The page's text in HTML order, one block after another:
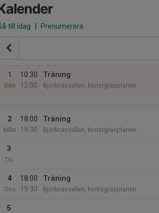
till idag | Prenumerera
1
Sön
10:30
12:00
Träning
Björknäsvallen, konstgräsplanen
2
Mån
18:00
19:30
Träning
Björknäsvallen, konstgräsplanen
3
Tis
4
Ons
18:00
19:30
Träning
Björknäsvallen, kontsgräsplanen
5